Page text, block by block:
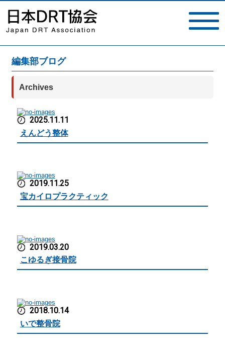
編集部ブログ
Archives
2025.11.11
えんどう整体
2019.11.25
宝カイロプラクティック
2019.03.20
こゆるぎ接骨院
2018.10.14
いで整骨院